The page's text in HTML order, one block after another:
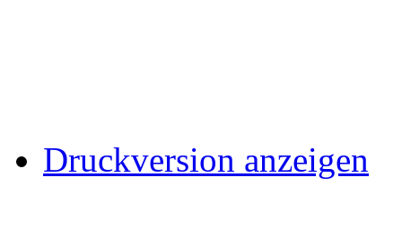
Druckversion anzeigen